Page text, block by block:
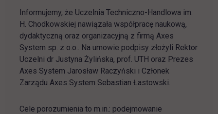
Informujemy, że Uczelnia Techniczno-Handlowa im.
H. Chodkowskiej nawiązała współpracę naukową,
dydaktyczną oraz organizacyjną z firmą Axes
System sp. z o.o.. Na umowie podpisy złożyli Rektor
Uczelni dr Justyna Żylińska, prof. UTH oraz Prezes
Axes System Jarosław Raczyński i Członek
Zarządu Axes System Sebastian Łastowski.
Cele porozumienia to m.in.: podejmowanie